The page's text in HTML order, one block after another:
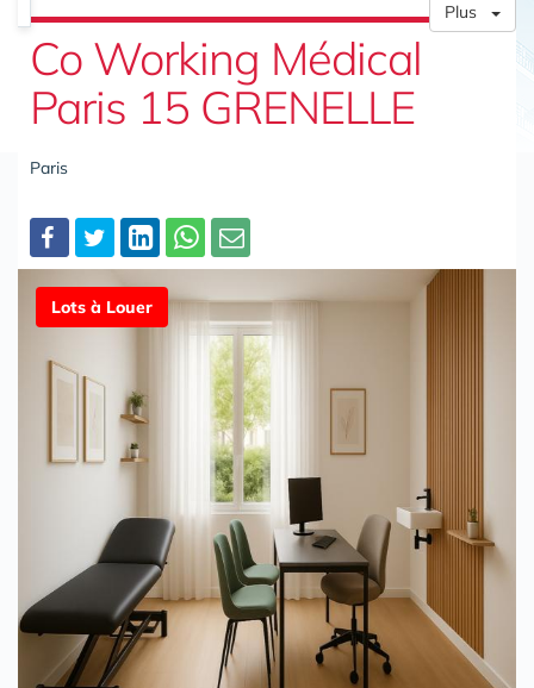
Plus
Co Working Médical
Paris 15 GRENELLE
Paris
Partager
Lots à Louer